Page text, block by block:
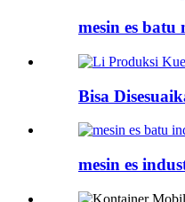
mesin es batu
Bisa
mesin es